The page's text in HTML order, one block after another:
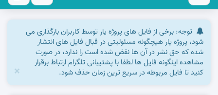
توجه: برخی از فایل های پروژه یار توسط کاربران بارگذاری می
شود، پروژه یار هیچگونه مسئولیتی در قبال فایل های انتشار
شده که حق نشر در آن ها نقض شده است را ندارد، در صورت
مشاهده اینگونه فایل ها لطفا با پشتیبانی تلگرام ارتباط برقرار
کنید تا فایل مربوطه در سریع ترین زمان حذف شود.
×